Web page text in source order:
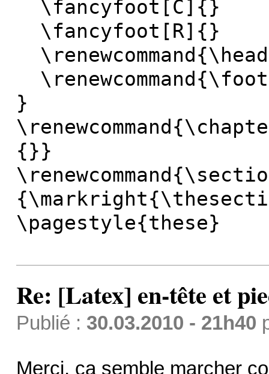
\fancyfoot[C]{}
\fancyfoot[R]{}
}
{}}
\pagestyle{these}
Re: [Latex] en-tête et
Publié : 30.03.2010 - 21h40
Merci, ça semble marcher